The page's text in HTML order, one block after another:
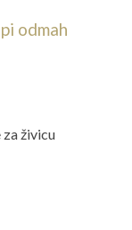
odmah
za živicu